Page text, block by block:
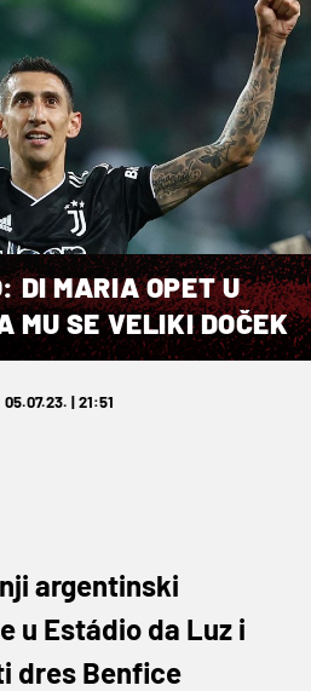
DI MARIA OPET U
MU SE VELIKI DOČEK
| 21:51
argentinski
u Estádio da Luz i
dres Benfice